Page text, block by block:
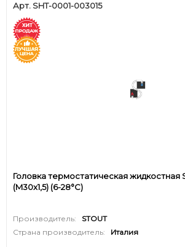
Арт. SHT-0001-003015
Головка термостатическая жидкостная
(M30x1,5) (6-28°C)
Производитель:
STOUT
Страна производитель:
Италия